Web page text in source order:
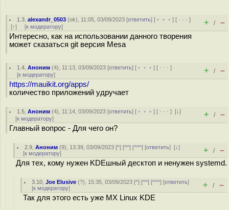
1.3 ,alexandr_0503 (ok), 11:05, 03/09/2023 [ответить] [ ﹢﹢﹢] [ · · ·]
[↑] [к модератору] + / –
Интересно, как на использовании данного творения
может сказаться git версия Mesa
1.4 ,Аноним (4), 11:13, 03/09/2023 [ответить] [ ﹢﹢﹢] [ · · ·]
[к модератору] + / –
https://mauikit.org/apps/
количество приложений удручает
1.5 ,Аноним (4), 11:14, 03/09/2023 [ответить] [ ﹢﹢﹢] [ · · ·][↓]
[к модератору] + / –
Главный вопрос - Для чего он?
2.9 ,Аноним (9), 13:39, 03/09/2023 [^] [^^] [^^^] [ответить][↓]
[к модератору] + / –
Для тех, кому нужен KDEшный десктоп и ненужен systemd.
3.10 ,Joe Elusive (?), 15:35, 03/09/2023 [^] [^^] [^^^] [ответить]
[к модератору] + / –
Так для этого есть уже MX Linux KDE